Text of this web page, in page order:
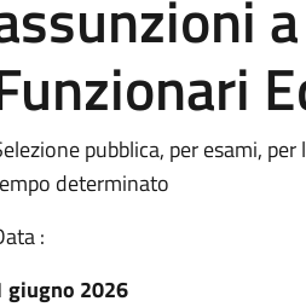
pubblica, per esami,
determinato
:
giugno 2026